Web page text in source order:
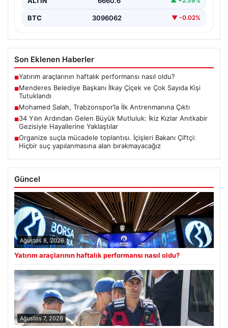
BTC 3096062 ▼ -0.02%
Son Eklenen Haberler
■Yatırım araçlarının haftalık performansı nasıl oldu?
■Menderes Belediye Başkanı İlkay Çiçek ve Çok Sayıda Kişi
Tutuklandı
■Mohamed Salah, Trabzonspor’la İlk Antrenmanına Çıktı
■34 Yılın Ardından Gelen Büyük Mutluluk: İkiz Kızlar Anıtkabir
Gezisiyle Hayallerine Yaklaştılar
■Organize suçla mücadele toplantısı. İçişleri Bakanı Çiftçi:
Hiçbir suç yapılanmasına alan bırakmayacağız
Güncel
Ağustos 8, 2026
Yatırım araçlarının haftalık performansı nasıl oldu?
Ağustos 7, 2026